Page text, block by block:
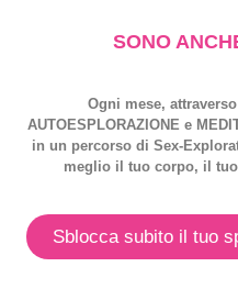
SONO
Ogni mese, attraverso
AUTOESPLORAZIONE e
in un percorso di Sex-
meglio il tuo corpo, il
Sblocca subito il tuo